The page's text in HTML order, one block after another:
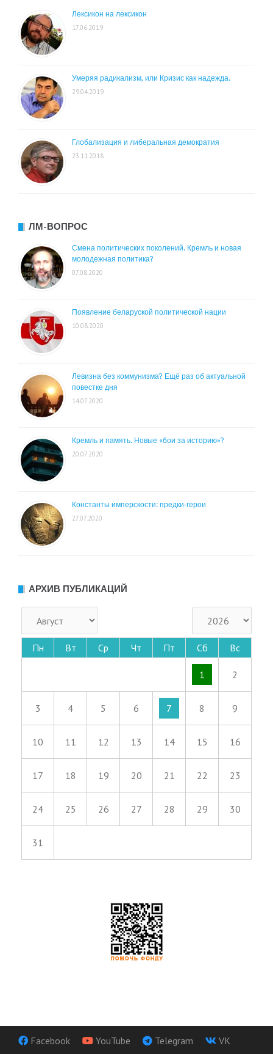
Лексикон на лексикон
17.06.2019
Умеряя радикализм, или Кризис как надежда.
29.04.2019
Глобализация и либеральная демократия
23.11.2018
ЛМ-ВОПРОС
Смена политических поколений. Кремль и новая
молодежная политика?
07.08.2020
Появление беларуской политической нации
10.08.2020
Левизна без коммунизма? Ещё раз об актуальной
повестке дня
14.07.2020
Кремль и память. Новые «бои за историю»?
20.07.2020
Константы имперскости: предки-герои
27.07.2020
АРХИВ ПУБЛИКАЦИЙ
Пн Вт Ср Чт Пт Сб Вс
1 2
3 4 5 6 7 8 9
10 11 12 13 14 15 16
17 18 19 20 21 22 23
24 25 26 27 28 29 30
31
Facebook YouTube Telegram VK